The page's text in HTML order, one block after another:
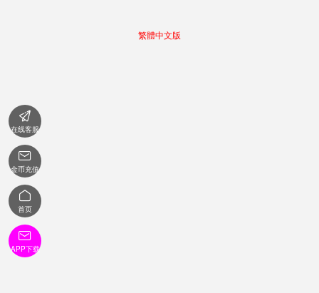
繁體中文版

在线客服

金币充值

首页

APP下载